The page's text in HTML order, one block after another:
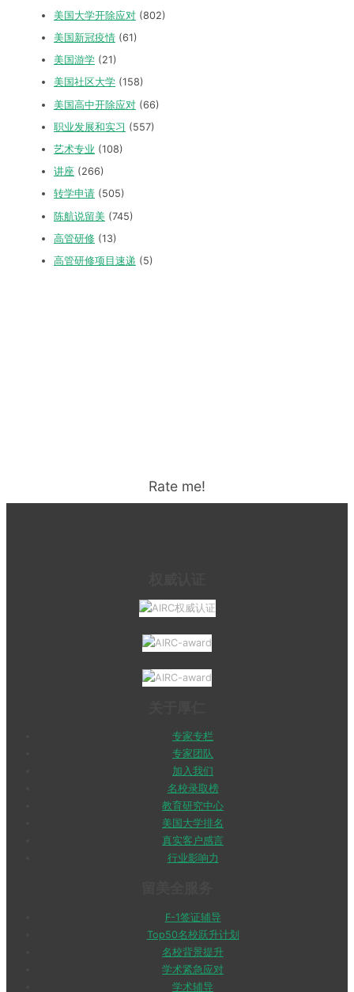
美国大学开除应对 (802)
美国新冠疫情 (61)
美国游学 (21)
美国社区大学 (158)
美国高中开除应对 (66)
职业发展和实习 (557)
艺术专业 (108)
讲座 (266)
转学申请 (505)
陈航说留美 (745)
高管研修 (13)
高管研修项目速递 (5)
Rate me!
专家专栏
专家团队
加入我们
名校录取榜
教育研究中心
美国大学排名
真实客户感言
行业影响力
F-1签证辅导
Top50名校跃升计划
名校背景提升
学术紧急应对
学术辅导